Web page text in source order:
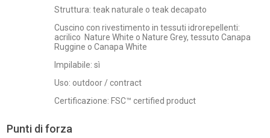
Struttura: teak naturale o teak decapato
Cuscino con rivestimento in tessuti idrorepellenti:
acrilico Nature White o Nature Grey, tessuto Canapa
Ruggine o Canapa White
Impilabile: sì
Uso: outdoor / contract
Certificazione: FSC™ certified product
Punti di forza